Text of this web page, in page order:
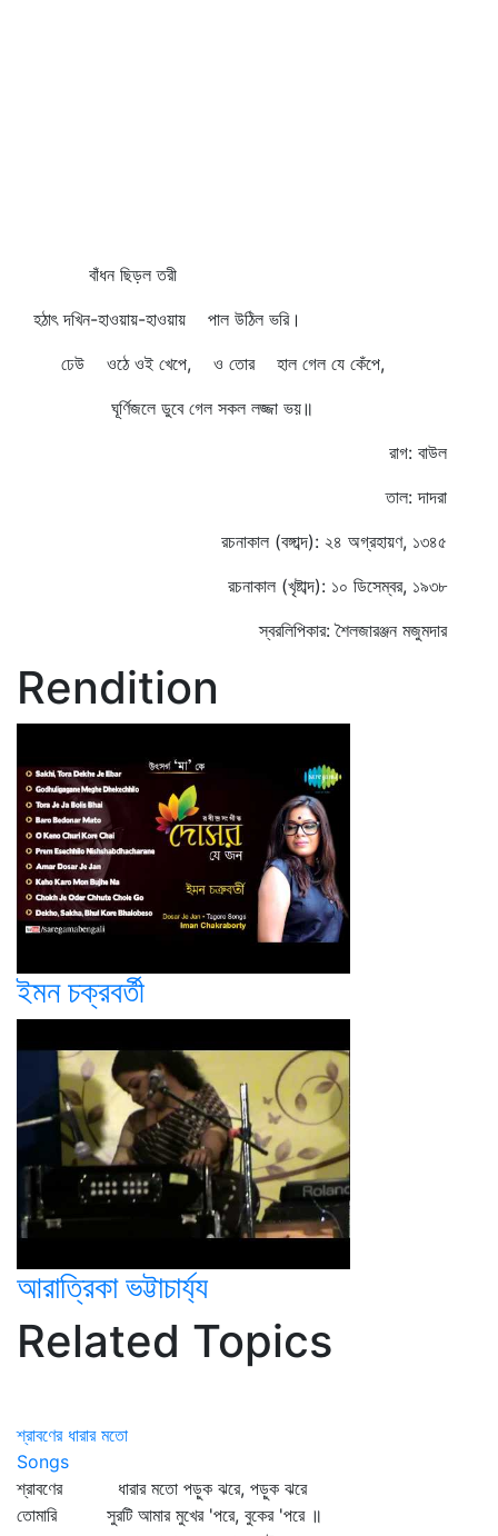
বাঁধন ছিড়ল তরী
হঠাৎ দখিন-হাওয়ায়-হাওয়ায় পাল উঠিল ভরি।
ঢেউ ওঠে ওই খেপে, ও তোর হাল গেল যে কেঁপে,
ঘূর্ণিজলে ডুবে গেল সকল লজ্জা ভয়॥
রাগ: বাউল
তাল: দাদরা
রচনাকাল (বঙ্গাব্দ): ২৪ অগ্রহায়ণ, ১৩৪৫
রচনাকাল (খৃষ্টাব্দ): ১০ ডিসেম্বর, ১৯৩৮
স্বরলিপিকার: শৈলজারঞ্জন মজুমদার
Rendition
ইমন চক্রবর্তী
আরাত্রিকা ভট্টাচার্য্য
Related Topics
শ্রাবণের ধারার মতো
Songs
শ্রাবণের ধারার মতো পড়ুক ঝরে, পড়ুক ঝরে
তোমারি সুরটি আমার মুখের 'পরে, বুকের 'পরে ॥